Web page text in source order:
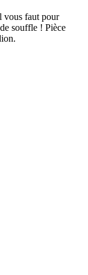
vous faut pour
souffle ! Pièce